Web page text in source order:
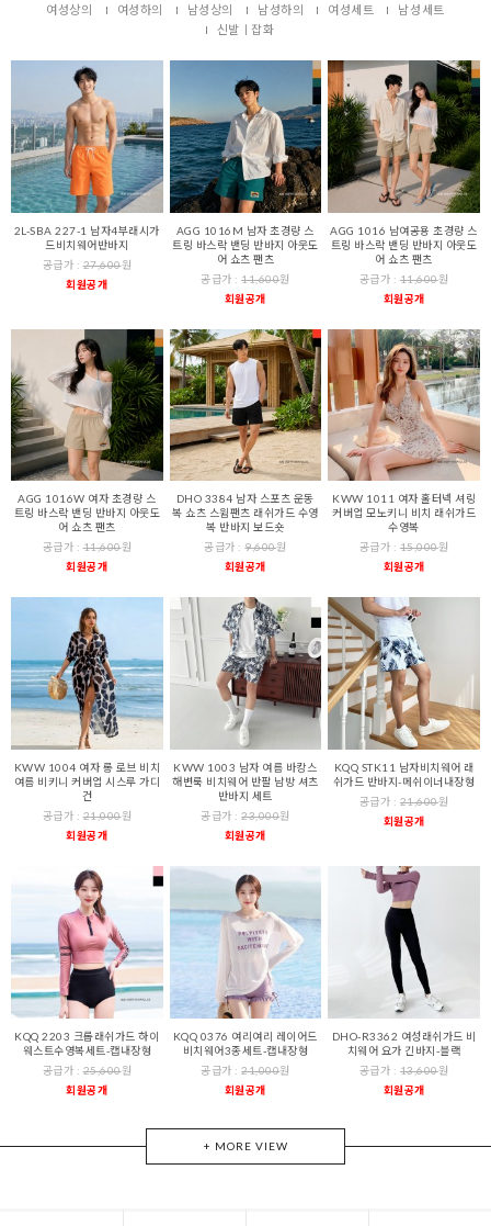
여성상의 여성하의 남성상의 남성하의 여성세트
남성세트
신발ㅣ잡화
2L-SBA 227-1 남자4부래시가
드비치웨어반바지
공급가 :27,600원
회원공개
AGG 1016M 남자 초경량 스
트링 바스락 밴딩 반바지 아웃도
어 쇼츠 팬츠
공급가 :11,600원
회원공개
AGG 1016 남여공용 초경량 스
트링 바스락 밴딩 반바지 아웃도
어 쇼츠 팬츠
공급가 : 11,600원
회원공개
AGG 1016W 여자 초경량 스
트링 바스락 밴딩 반바지 아웃도
어 쇼츠 팬츠
공급가 :11,600원
회원공개
DHO 3384 남자 스포츠 운동
복 쇼츠 스윔팬츠 래쉬가드 수영
복 반바지 보드숏
공급가 :9,600원
회원공개
KWW 1011 여자 홀터넥 셔링
커버업 모노키니 비치 래쉬가드
수영복
공급가 : 15,000원
회원공개
KWW 1004 여자 롱 로브 비치
여름 비키니 커버업 시스루 가디
건
공급가 :21,000원
회원공개
KWW 1003 남자 여름 바캉스
해변룩 비치웨어 반팔 남방 셔츠
반바지 세트
공급가 :23,000원
회원공개
KQQ STK11 남자비치웨어 래
쉬가드 반바지-메쉬이너내장형
공급가 : 21,600원
회원공개
KQQ 2203 크롭래쉬가드 하이
웨스트수영복세트-캡내장형
공급가 :25,600원
회원공개
KQQ 0376 여리여리 레이어드
비치웨어3종세트-캡내장형
공급가 :21,000원
회원공개
DHO-R3362 여성래쉬가드 비
치웨어 요가 긴바지-블랙
공급가 : 13,600원
회원공개
+ MORE VIEW